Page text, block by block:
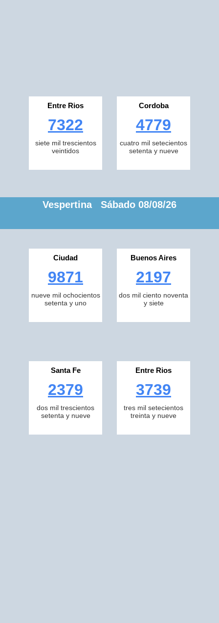
Entre Rios
7322
siete mil trescientos
veintidos
Cordoba
4779
cuatro mil setecientos
setenta y nueve
Vespertina Sábado 08/08/26
Ciudad
9871
nueve mil ochocientos
setenta y uno
Buenos Aires
2197
dos mil ciento noventa
y siete
Santa Fe
2379
dos mil trescientos
setenta y nueve
Entre Rios
3739
tres mil setecientos
treinta y nueve